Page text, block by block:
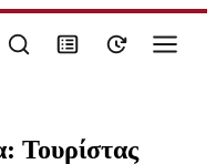
Τουρίστας